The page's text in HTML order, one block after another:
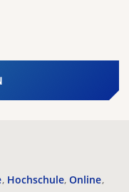
Hochschule Online